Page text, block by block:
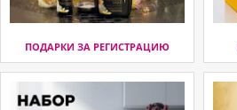
ПОДАРКИ ЗА РЕГИСТРАЦИЮ